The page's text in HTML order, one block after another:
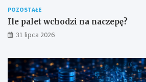
POZOSTAŁE
Ile palet wchodzi na naczepę?
31 lipca 2026